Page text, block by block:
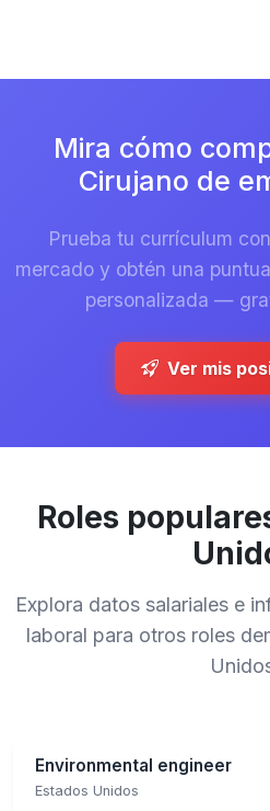
Mira cómo
Cirujano de
Prueba tu currículum
mercado y obtén una
personalizada —
Ver mis
Roles
Explora datos salariales e
laboral para otros roles
Environmental engineer
Estados Unidos